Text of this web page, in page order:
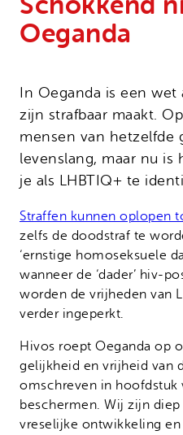
Oeganda
In Oeganda is een
zijn strafbaar maakt.
mensen van hetzelfde
levenslang, maar nu
je als LHBTIQ+ te
Straffen kunnen oplopen
zelfs de doodstraf te
‘ernstige homoseksuele
wanneer de ‘dader’ hiv-
worden de vrijheden van
verder ingeperkt.
Hivos roept Oeganda op
gelijkheid en vrijheid van
omschreven in hoofdstuk
beschermen. Wij zijn
vreselijke ontwikkeling
Noodfonds voor
Onze successen
Jaarverslag
Contact